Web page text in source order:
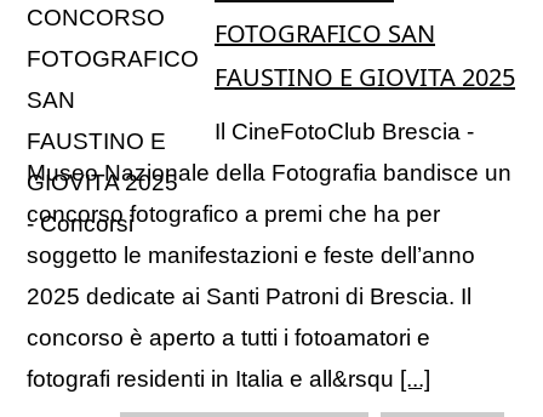
FOTOGRAFICO SAN
FAUSTINO E GIOVITA 2025
Il CineFotoClub Brescia -
Museo Nazionale della Fotografia bandisce un
concorso fotografico a premi che ha per
soggetto le manifestazioni e feste dell’anno
2025 dedicate ai Santi Patroni di Brescia. Il
concorso è aperto a tutti i fotoamatori e
fotografi residenti in Italia e all&rsqu [...]